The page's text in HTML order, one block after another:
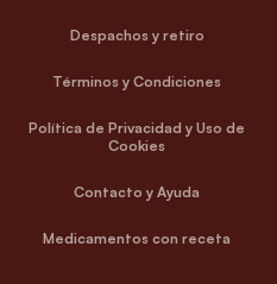
Despachos y retiro
Términos y Condiciones
Política de Privacidad y Uso de
Cookies
Contacto y Ayuda
Medicamentos con receta